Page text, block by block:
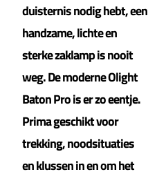
duisternis nodig hebt, een
handzame, lichte en
sterke zaklamp is nooit
weg. De moderne Olight
Baton Pro is er zo eentje.
Prima geschikt voor
trekking, noodsituaties
en klussen in en om het